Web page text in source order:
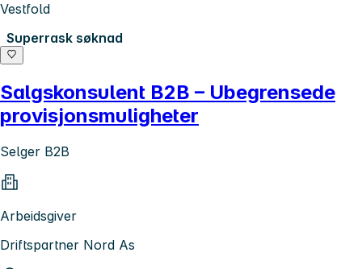
Vestfold
Superrask søknad
Salgskonsulent B2B – Ubegrensede
provisjonsmuligheter
Selger B2B
Arbeidsgiver
Driftspartner Nord As